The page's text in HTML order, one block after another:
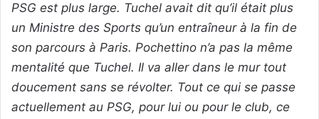
PSG est plus large. Tuchel avait dit qu’il était plus
un Ministre des Sports qu’un entraîneur à la fin de
son parcours à Paris. Pochettino n’a pas la même
mentalité que Tuchel. Il va aller dans le mur tout
doucement sans se révolter. Tout ce qui se passe
actuellement au PSG, pour lui ou pour le club, ce